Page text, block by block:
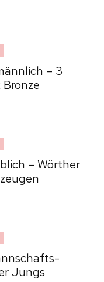
– 3
– Wörther
Jungs